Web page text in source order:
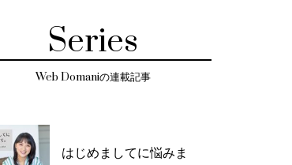
Series
Web Domaniの連載記事
はじめましてに悩みま